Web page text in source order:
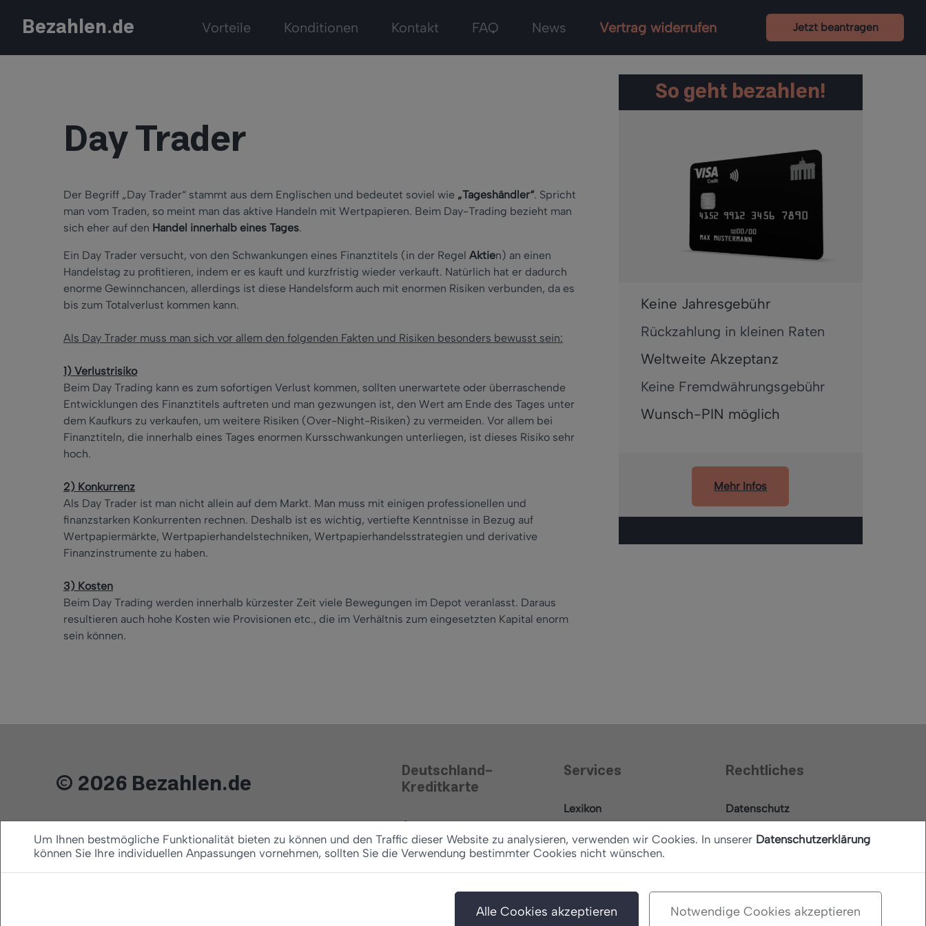
Bezahlen.de Vorteile Konditionen Kontakt FAQ News Vertrag widerrufen Jetzt beantragen
Day Trader
Der Begriff „Day Trader“ stammt aus dem Englischen und bedeutet soviel wie „Tageshändler“. Spricht
man vom Traden, so meint man das aktive Handeln mit Wertpapieren. Beim Day-Trading bezieht man
sich eher auf den Handel innerhalb eines Tages.
Ein Day Trader versucht, von den Schwankungen eines Finanztitels (in der Regel Aktien) an einen
Handelstag zu profitieren, indem er es kauft und kurzfristig wieder verkauft. Natürlich hat er dadurch
enorme Gewinnchancen, allerdings ist diese Handelsform auch mit enormen Risiken verbunden, da es
bis zum Totalverlust kommen kann.
Als Day Trader muss man sich vor allem den folgenden Fakten und Risiken besonders bewusst sein:
1) Verlustrisiko
Beim Day Trading kann es zum sofortigen Verlust kommen, sollten unerwartete oder überraschende
Entwicklungen des Finanztitels auftreten und man gezwungen ist, den Wert am Ende des Tages unter
dem Kaufkurs zu verkaufen, um weitere Risiken (Over-Night-Risiken) zu vermeiden. Vor allem bei
Finanztiteln, die innerhalb eines Tages enormen Kursschwankungen unterliegen, ist dieses Risiko sehr
hoch.
2) Konkurrenz
Als Day Trader ist man nicht allein auf dem Markt. Man muss mit einigen professionellen und
finanzstarken Konkurrenten rechnen. Deshalb ist es wichtig, vertiefte Kenntnisse in Bezug auf
Wertpapiermärkte, Wertpapierhandelstechniken, Wertpapierhandelsstrategien und derivative
Finanzinstrumente zu haben.
3) Kosten
Beim Day Trading werden innerhalb kürzester Zeit viele Bewegungen im Depot veranlasst. Daraus
resultieren auch hohe Kosten wie Provisionen etc., die im Verhältnis zum eingesetzten Kapital enorm
sein können.
So geht bezahlen!
Keine Jahresgebühr
Rückzahlung in kleinen Raten
Weltweite Akzeptanz
Keine Fremdwährungsgebühr
Wunsch-PIN möglich
Mehr Infos
© 2026 Bezahlen.de Deutschland-
Kreditkarte
Antrag
Konditionen
Vertrag widerrufen
Services
Lexikon
Ratgeber
Rechtliches
Datenschutz
Barrierefreiheitserklärung
Um Ihnen bestmögliche Funktionalität bieten zu können und den Traffic dieser Website zu analysieren, verwenden wir Cookies. In unserer Datenschutzerklärung
können Sie Ihre individuellen Anpassungen vornehmen, sollten Sie die Verwendung bestimmter Cookies nicht wünschen.
Alle Cookies akzeptieren Notwendige Cookies akzeptieren